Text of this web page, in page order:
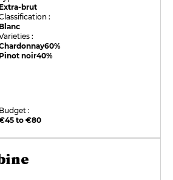
Extra-brut
:
Blanc
:
60%
Pinot noir40%
Budget :
to €80